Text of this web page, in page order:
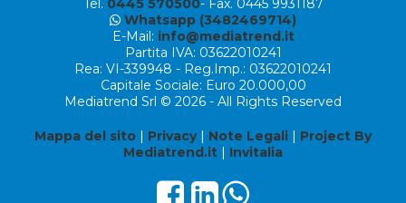
Whatsapp (3482469714)
E-Mail: info@mediatrend.it
Partita IVA: 03622010241
Rea: VI-339948 - Reg.Imp.: 03622010241
Capitale Sociale: Euro 20.000,00
Mediatrend Srl © 2026 - All Rights Reserved
Mappa del sito | Privacy| Note Legali | Project By
Mediatrend.it | Invitalia